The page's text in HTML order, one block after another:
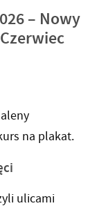
– Nowy
na plakat.
ulicami